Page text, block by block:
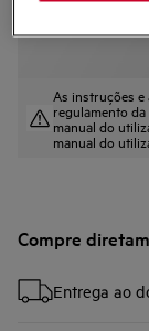
As instruções
regulamento
manual do
manual do
Compre
Entrega ao